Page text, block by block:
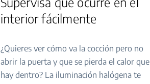
interior fácilmente
¿Quieres ver cómo va la cocción pero no
abrir la puerta y que se pierda el calor que
hay dentro? La iluminación halógena te